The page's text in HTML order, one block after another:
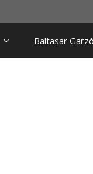
Baltasar